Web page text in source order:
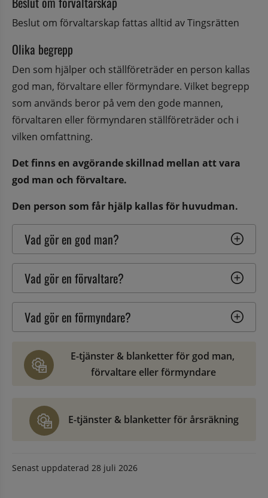
Beslut om förvaltarskap fattas alltid av Tingsrätten
Olika begrepp
Den som hjälper och ställföreträder en person kallas
god man, förvaltare eller förmyndare. Vilket begrepp
som används beror på vem den gode mannen,
förvaltaren eller förmyndaren ställföreträder och i
vilken omfattning.
Det finns en avgörande skillnad mellan att vara
god man och förvaltare.
Den person som får hjälp kallas för huvudman.
Vad gör en god man?
Vad gör en förvaltare?
Vad gör en förmyndare?
E-tjänster & blanketter för god man,
förvaltare eller förmyndare
E-tjänster & blanketter för årsräkning
Senast uppdaterad 28 juli 2026